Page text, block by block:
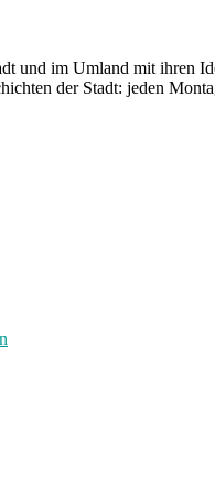
und im Umland mit ihren
der Stadt: jeden